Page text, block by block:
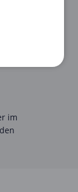
im